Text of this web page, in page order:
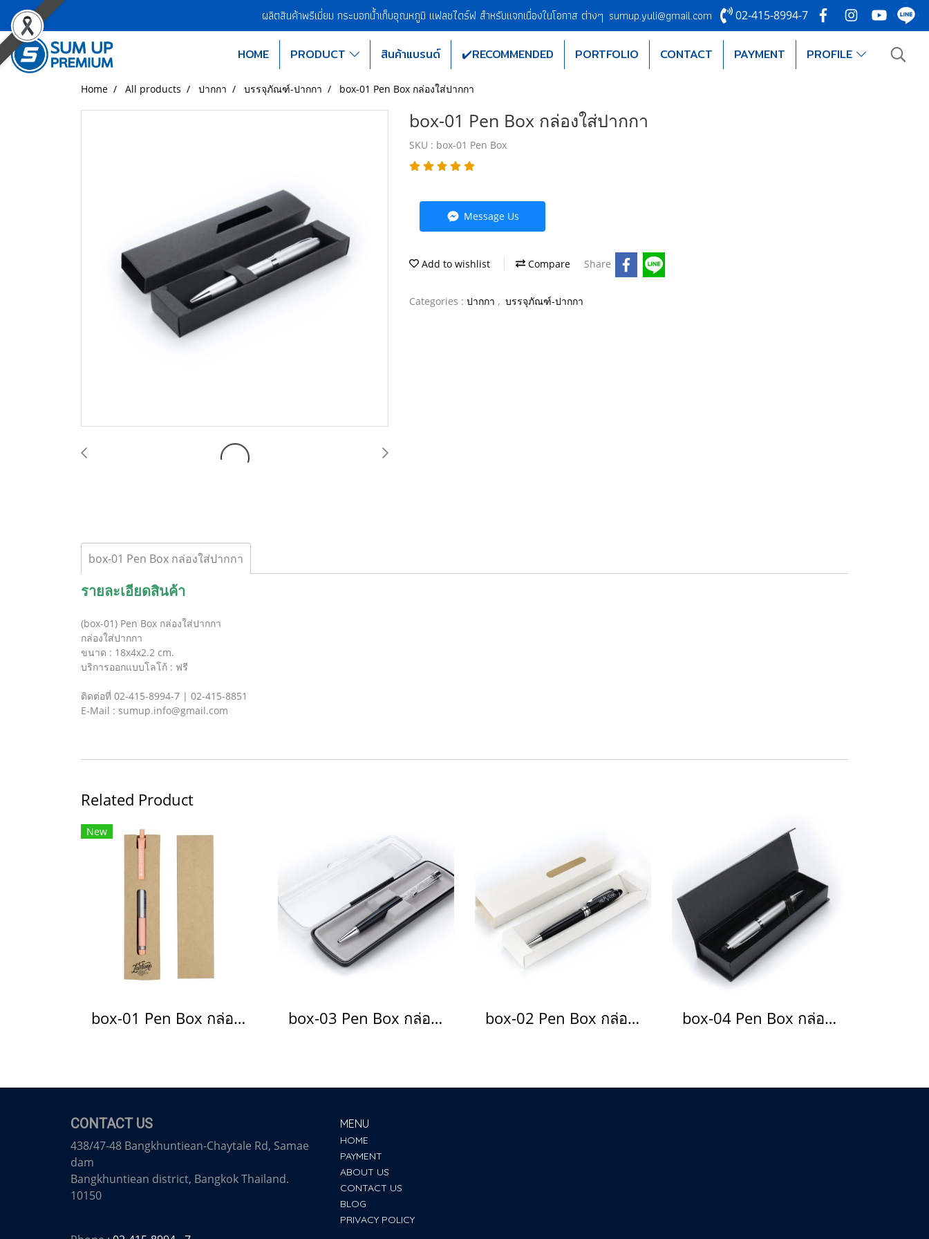
ผลิตสินค้าพรีเมี่ยม กระบอกน้ำเก็บอุณหภูมิ แฟลชไดร์ฟ สำหรับแจกเนื่องในโอกาส ต่างๆ sumup.yuli@gmail.com 02-415-8994-7
HOME PRODUCT สินค้าแบรนด์ ✔️RECOMMENDED PORTFOLIO CONTACT PAYMENT PROFILE
Home All products ปากกา บรรจุภัณฑ์-ปากกา box-01 Pen Box กล่องใส่ปากกา
box-01 Pen Box กล่องใส่ปากกา
SKU : box-01 Pen Box
Message Us
Add to wishlist Compare Share
Categories : ปากกา , บรรจุภัณฑ์-ปากกา
box-01 Pen Box กล่องใส่ปากกา
รายละเอียดสินค้า
(box-01) Pen Box กล่องใส่ปากกา
กล่องใส่ปากกา
ขนาด : 18x4x2.2 cm.
บริการออกแบบโลโก้ : ฟรี
ติดต่อที่ 02-415-8994-7 | 02-415-8851
E-Mail : sumup.info@gmail.com
Related Product
New
box-01 Pen Box กล่องใส่ปากกา(copy) box-03 Pen Box กล่องใส่ปากกา box-02 Pen Box กล่องใส่ปากกา box-04 Pen Box กล่องใส่ปากกา
CONTACT US
438/47-48 Bangkhuntiean-Chaytale Rd, Samae
dam
Bangkhuntiean district, Bangkok Thailand.
10150
MENU
HOME
PAYMENT
ABOUT US
CONTACT US
BLOG
PRIVACY POLICY